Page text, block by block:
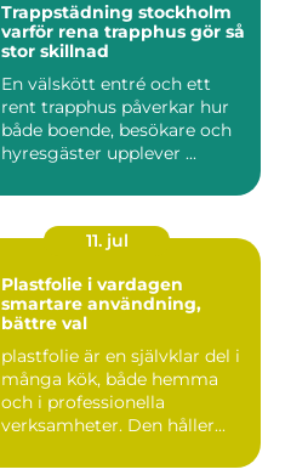
Trappstädning stockholm
varför rena trapphus gör så
stor skillnad
En välskött entré och ett
rent trapphus påverkar hur
både boende, besökare och
hyresgäster upplever ...
11. jul
Plastfolie i vardagen
smartare användning,
bättre val
plastfolie är en självklar del i
många kök, både hemma
och i professionella
verksamheter. Den håller...